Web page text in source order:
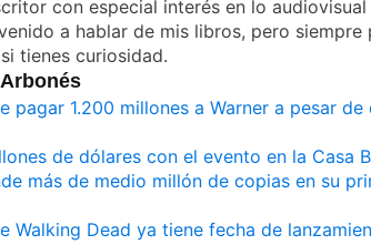
con especial interés en lo
a hablar de mis libros, pero siempre
tienes curiosidad.
pagar 1.200 millones a Warner a pesar
de dólares con el evento en la Casa
más de medio millón de copias en su
Walking Dead ya tiene fecha de